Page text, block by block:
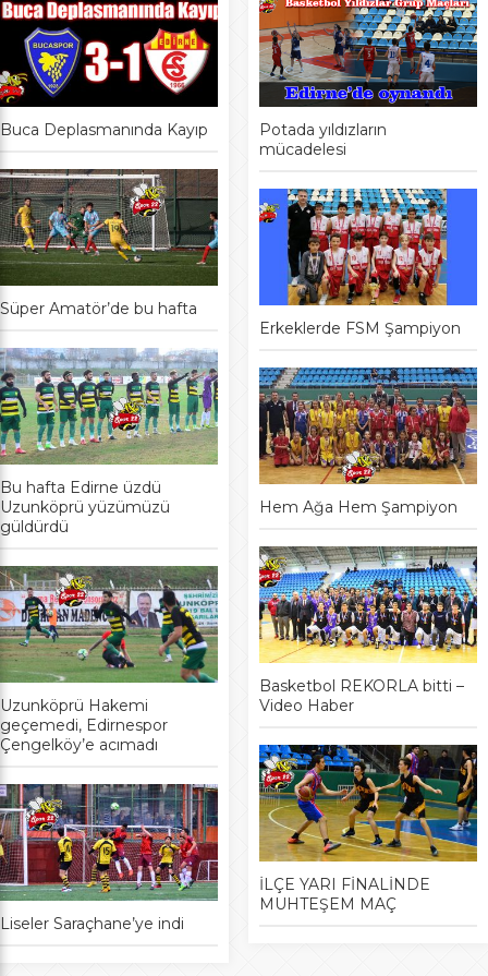
Buca Deplasmanında Kayıp
Süper Amatör’de bu hafta
Bu hafta Edirne üzdü
Uzunköprü yüzümüzü
güldürdü
Uzunköprü Hakemi
geçemedi, Edirnespor
Çengelköy’e acımadı
Liseler Saraçhane’ye indi
Potada yıldızların
mücadelesi
Erkeklerde FSM Şampiyon
Hem Ağa Hem Şampiyon
Basketbol REKORLA bitti –
Video Haber
İLÇE YARI FİNALİNDE
MUHTEŞEM MAÇ